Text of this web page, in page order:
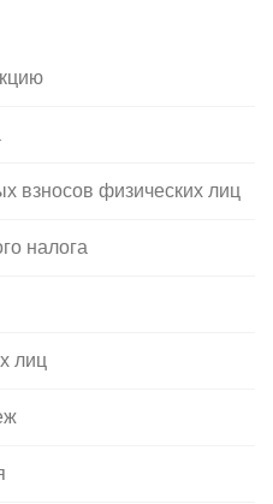
взносов физических лиц
налога
лиц